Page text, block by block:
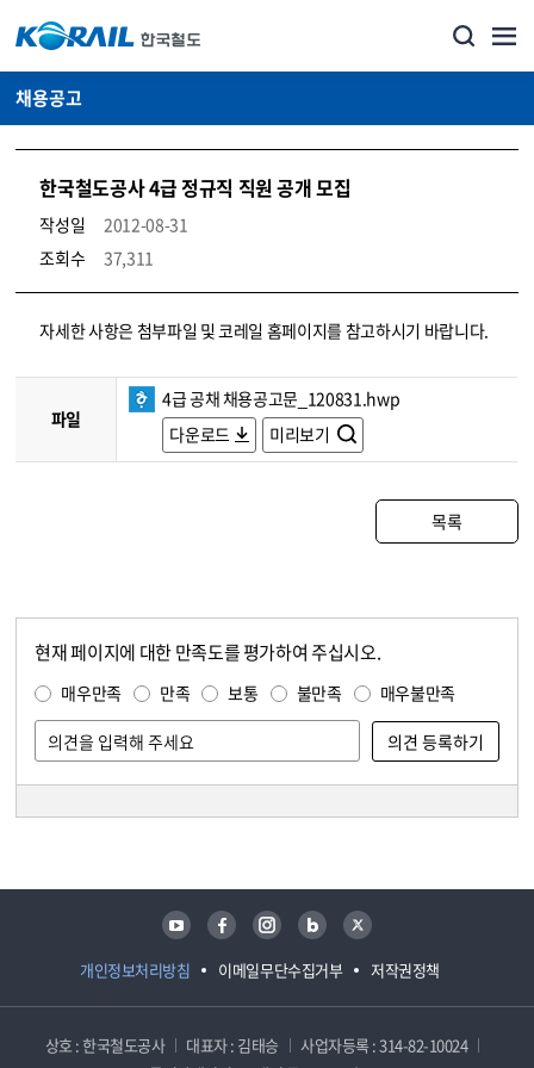
채용공고
한국철도공사 4급 정규직 직원 공개 모집
작성일
2012-08-31
조회수
37,311
코레일소개_경영공시_채용공고 상세보기 – 내용, 파일, 담당자 연락처로 구성
자세한 사항은 첨부파일 및 코레일 홈페이지를 참고하시기 바랍니다.
파일
4급 공채 채용공고문_120831.hwp
다운로드
미리보기
목록
현재 페이지에 대한 만족도를 평가하여 주십시오.
매우만족 만족 보통 불만족 매우불만족
개인정보처리방침 이메일무단수집거부 저작권정책
유튜브 페이스북 인스타그램 블로그 트위터
상호 : 한국철도공사 대표자 : 김태승
사업자등록 : 314-82-10024